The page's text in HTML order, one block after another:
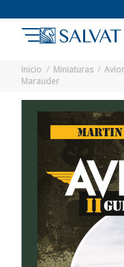
Inicio Miniaturas
Marauder